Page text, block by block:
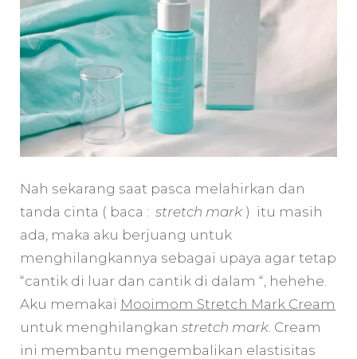
Nah sekarang saat pasca melahirkan dan
tanda cinta ( baca : stretch mark ) itu masih
ada, maka aku berjuang untuk
menghilangkannya sebagai upaya agar tetap
“cantik di luar dan cantik di dalam “, hehehe.
Aku memakai Mooimom Stretch Mark Cream
untuk menghilangkan stretch mark . Cream
ini membantu mengembalikan elastisitas